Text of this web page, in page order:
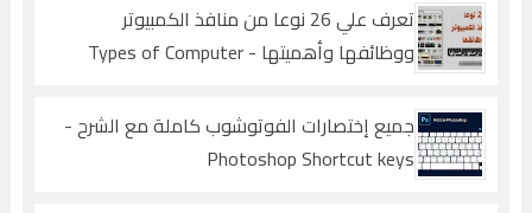
تعرف علي 26 نوعا من منافذ الكمبيوتر
ووظائفها وأهميتها - Types of Computer
Ports
جميع إختصارات الفوتوشوب كاملة مع الشرح -
Photoshop Shortcut keys